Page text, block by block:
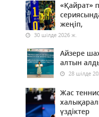
«Қайрат»
жеңіп,
30 шілде 2026 ж.
Айзере
алтын
28 шілде
Жас
үздіктер